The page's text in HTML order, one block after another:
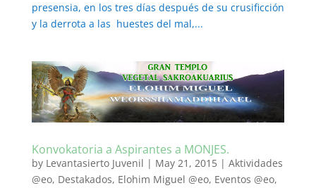
presensia, en los tres días después de su crusificción
y la derrota a las huestes del mal,...
Konvokatoria a Aspirantes a MONJES.
by Levantasierto Juvenil | May 21, 2015| Aktividades
@eo, Destakados, Elohim Miguel @eo, Eventos @eo,